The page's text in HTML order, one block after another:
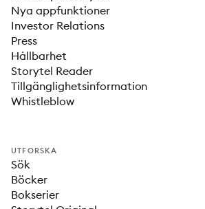
Nya appfunktioner
Investor Relations
Press
Hållbarhet
Storytel Reader
Tillgänglighetsinformation
Whistleblow
UTFORSKA
Sök
Böcker
Bokserier